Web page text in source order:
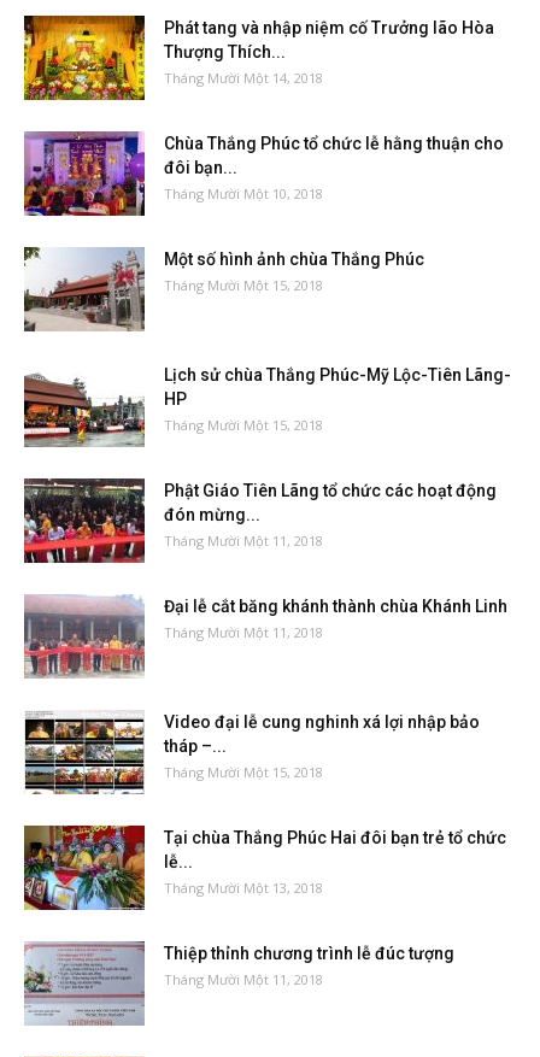
Phát tang và nhập niệm cố Trưởng lão Hòa
Thượng Thích...
Tháng Mười Một 14, 2018
Chùa Thắng Phúc tổ chức lễ hằng thuận cho
đôi bạn...
Tháng Mười Một 10, 2018
Một số hình ảnh chùa Thắng Phúc
Tháng Mười Một 15, 2018
Lịch sử chùa Thắng Phúc-Mỹ Lộc-Tiên Lãng-
HP
Tháng Mười Một 15, 2018
Phật Giáo Tiên Lãng tổ chức các hoạt động
đón mừng...
Tháng Mười Một 11, 2018
Đại lễ cắt băng khánh thành chùa Khánh Linh
Tháng Mười Một 11, 2018
Video đại lễ cung nghinh xá lợi nhập bảo
tháp –...
Tháng Mười Một 15, 2018
Tại chùa Thắng Phúc Hai đôi bạn trẻ tổ chức
lễ...
Tháng Mười Một 13, 2018
Thiệp thỉnh chương trình lễ đúc tượng
Tháng Mười Một 11, 2018